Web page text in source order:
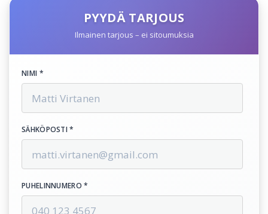
PYYDÄ TARJOUS
Ilmainen tarjous – ei sitoumuksia
NIMI *
SÄHKÖPOSTI *
PUHELINNUMERO *